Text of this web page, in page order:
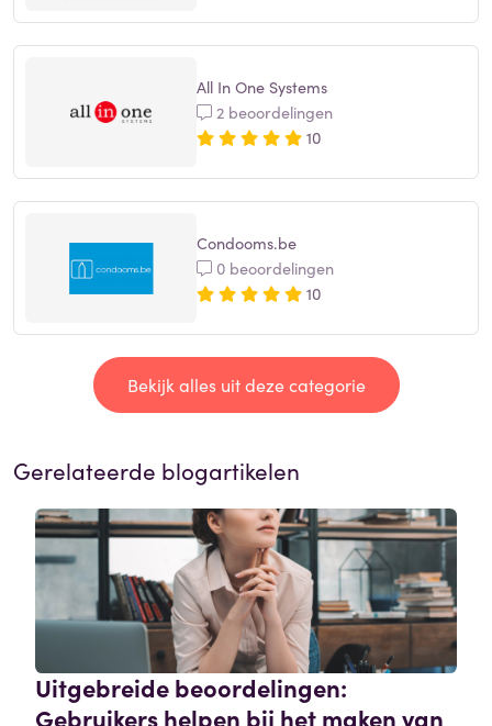
All In One Systems
2 beoordelingen
10
Condooms.be
0 beoordelingen
10
Bekijk alles uit deze categorie
Gerelateerde blogartikelen
Uitgebreide beoordelingen:
Gebruikers helpen bij het maken van